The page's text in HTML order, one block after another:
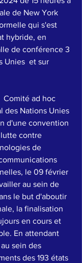
de New York
qui s'est
hybride, en
de conférence 3
Unies  et sur
Comité ad hoc
des Nations Unies
d'une convention
contre
de
le 09 février
au sein de
le but d'aboutir
la finalisation
en cours et
En attendant
sein des
des 193 états